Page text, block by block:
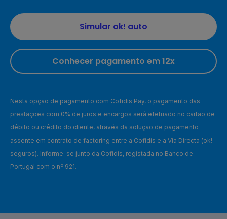
Simular ok! auto
Conhecer pagamento em 12x
Nesta opção de pagamento com Cofidis Pay, o pagamento das
prestações com 0% de juros e encargos será efetuado no cartão de
débito ou crédito do cliente, através da solução de pagamento
assente em contrato de factoring entre a Cofidis e a Via Directa (ok!
seguros). Informe-se junto da Cofidis, registada no Banco de
Portugal com o nº 921.